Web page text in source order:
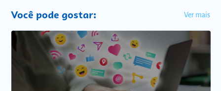
Você pode gostar: Ver mais